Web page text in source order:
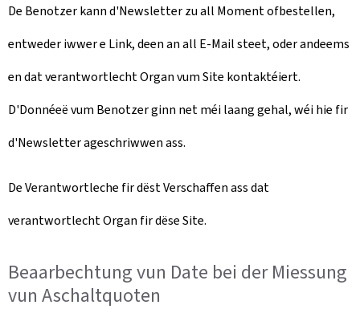
De Benotzer kann d'Newsletter zu all Moment ofbestellen,
entweder iwwer e Link, deen an all E-Mail steet, oder andeems
en dat verantwortlecht Organ vum Site kontaktéiert.
D'Donnéeë vum Benotzer ginn net méi laang gehal, wéi hie fir
d'Newsletter ageschriwwen ass.
De Verantwortleche fir dëst Verschaffen ass dat
verantwortlecht Organ fir dëse Site.
Beaarbechtung vun Date bei der Miessung
vun Aschaltquoten